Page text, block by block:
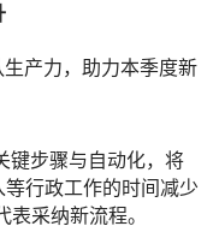
产力，助力本季度新
键步骤与自动化，将
行政工作的时间减少
采纳新流程。